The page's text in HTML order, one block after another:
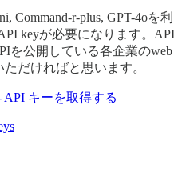
Command-r-plus, GPT-4oを利
keyが必要になります。API
を公開している各企業のweb
だければと思います。
API キーを取得する